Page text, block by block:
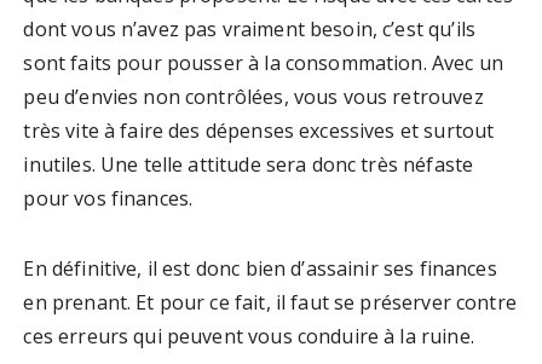
dont vous n’avez pas vraiment besoin, c’est qu’ils
sont faits pour pousser à la consommation. Avec un
peu d’envies non contrôlées, vous vous retrouvez
très vite à faire des dépenses excessives et surtout
inutiles. Une telle attitude sera donc très néfaste
pour vos finances.
En définitive, il est donc bien d’assainir ses finances
en prenant. Et pour ce fait, il faut se préserver contre
ces erreurs qui peuvent vous conduire à la ruine.